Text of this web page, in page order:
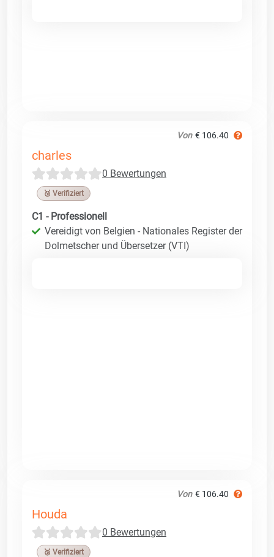
Von € 106.40
charles
0 Bewertungen
🥉 Verifiziert
C1 - Professionell
Vereidigt von Belgien - Nationales Register der
Dolmetscher und Übersetzer (VTI)
Von € 106.40
Houda
0 Bewertungen
🥉 Verifiziert